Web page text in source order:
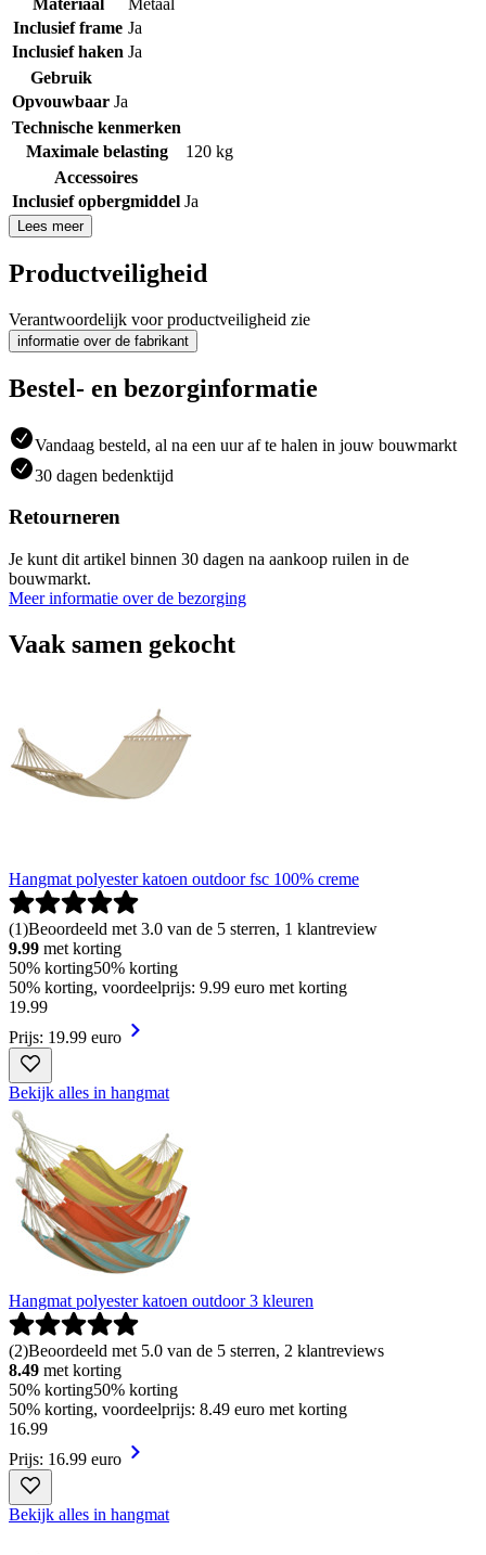
Materiaal
Metaal
Inclusief frame Ja
Inclusief haken Ja
Gebruik
Opvouwbaar Ja
Technische kenmerken
Maximale belasting
120 kg
Accessoires
Inclusief opbergmiddel Ja
Lees meer
Productveiligheid
Verantwoordelijk voor productveiligheid zie
informatie over de fabrikant
Bestel- en bezorginformatie
Vandaag besteld, al na een uur af te halen in jouw bouwmarkt
30 dagen bedenktijd
Retourneren
Je kunt dit artikel binnen 30 dagen na aankoop ruilen in de
bouwmarkt.
Meer informatie over de bezorging
Vaak samen gekocht
Hangmat polyester katoen outdoor fsc 100% creme
(1)Beoordeeld met 3.0 van de 5 sterren, 1 klantreview
9.99 met korting
50% korting50% korting
50% korting, voordeelprijs: 9.99 euro met korting
19.99
Prijs: 19.99 euro
Bekijk alles in hangmat
Hangmat polyester katoen outdoor 3 kleuren
(2)Beoordeeld met 5.0 van de 5 sterren, 2 klantreviews
8.49 met korting
50% korting50% korting
50% korting, voordeelprijs: 8.49 euro met korting
16.99
Prijs: 16.99 euro
Bekijk alles in hangmat